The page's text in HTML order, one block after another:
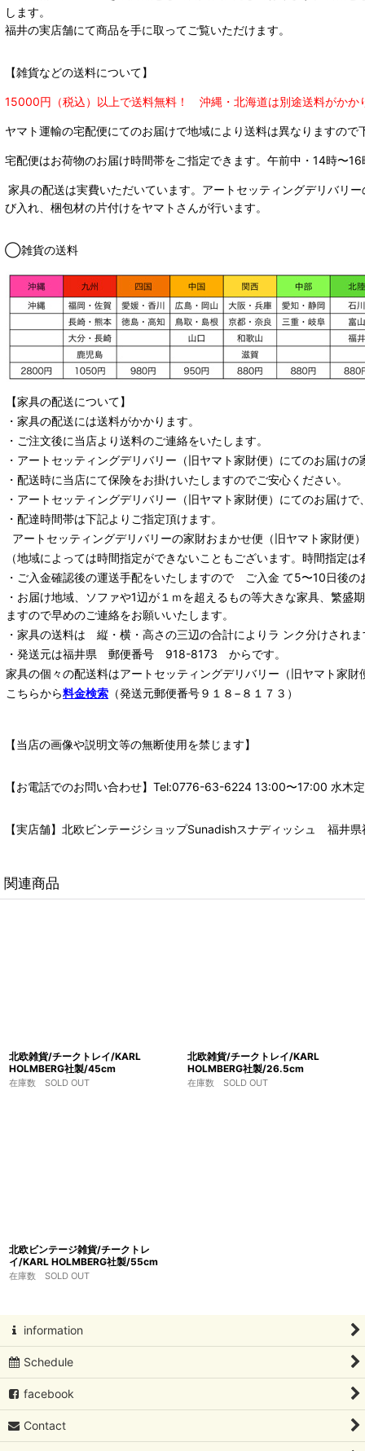
します。
福井の実店舗にて商品を手に取ってご覧いただけます。
【雑貨などの送料について】
15000円（税込）以上で送料無料！ 沖縄・北海道は別途送料がかか
ヤマト運輸の宅配便にてのお届けで地域により送料は異なりますので
宅配便はお荷物のお届け時間帯をご指定できます。 午前中・14時〜
家具の配送は実費いただいています。アートセッティングデリバリ
び入れ、梱包材の片付けをヤマトさんが行います。
◯雑貨の送料
【家具の配送について】
・家具の配送には送料がかかります。
・ご注文後に当店より送料のご連絡をいたします。
・ アートセッティングデリバリー （旧ヤマト家財便） にてのお届けの
・配送時に当店にて保険をお掛けいたしますのでご安心ください。
・ アートセッティングデリバリー （旧ヤマト家財便） にてのお届けで
・配達時間帯は下記よりご指定頂けます。
アートセッティングデリバリーの家財おまかせ便 （旧ヤマト家財便
（地域によっては時間指定ができないこともございます。時間指定
・ご入金確認後の運送手配をいたしますので ご入金 て5〜10日後の
・お届け地域、ソファや1辺が１ｍを超えるもの等大きな家具、繁
ますので早めのご連絡をお願いいたします。
・家具の送料は 縦・横・高さの三辺の合計によりラ ンク分けされま
・発送元は福井県 郵便番号 918-8173 からです。
家具の個々の配送料はアートセッティングデリバリー （旧ヤマト家財
こちらから料金検索 （発送元郵便番号９１８−８１７３）
【当店の画像や説明文等の無断使用を禁じます】
【お電話でのお問い合わせ】Tel:0776-63-6224 13:00〜17:00 水木
【実店舗】北欧ビンテージショップSunadishスナディッシュ 福井
関連商品
北欧雑貨/チークトレイ/KARL
HOLMBERG社製/45cm
在庫数 SOLD OUT
北欧雑貨/チークトレイ/KARL
HOLMBERG社製/26.5cm
在庫数 SOLD OUT
北欧ビンテージ雑貨/チークトレ
イ/KARL HOLMBERG社製/55cm
在庫数 SOLD OUT
information
Schedule
facebook
Contact